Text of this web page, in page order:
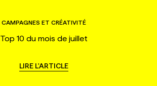
CAMPAGNES ET CRÉATIVITÉ
Top 10 du mois de juillet
LIRE L'ARTICLE